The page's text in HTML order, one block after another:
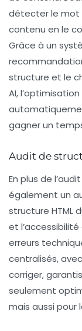
détecter le mot
contenu en le
Grâce à un
structure et le
AI,
gagner un
Audit de
En plus de
également un
structure HTML
et
erreurs
centralisés,
corriger,
seulement
mais aussi pour